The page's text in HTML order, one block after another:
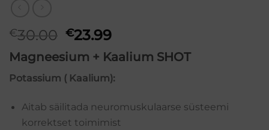
€30.00 Original
price
was:
€30.00.
€23.99Current
price
is:
€23.99.
Magneesium + Kaalium SHOT
Potassium ( Kaalium):
Aitab säilitada neuromuskulaarse süsteemi
korrektset toimimist